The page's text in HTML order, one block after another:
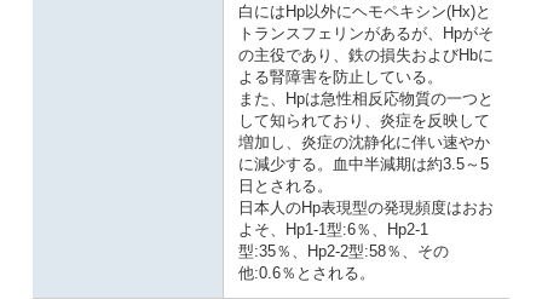
白にはHp以外にヘモペキシン(Hx)と
トランスフェリンがあるが、Hpがそ
の主役であり、鉄の損失およびHbに
よる腎障害を防止している。
また、Hpは急性相反応物質の一つと
して知られており、炎症を反映して
増加し、炎症の沈静化に伴い速やか
に減少する。血中半減期は約3.5～5
日とされる。
日本人のHp表現型の発現頻度はおお
よそ、Hp1-1型:6％、Hp2-1
型:35％、Hp2-2型:58％、その
他:0.6％とされる。